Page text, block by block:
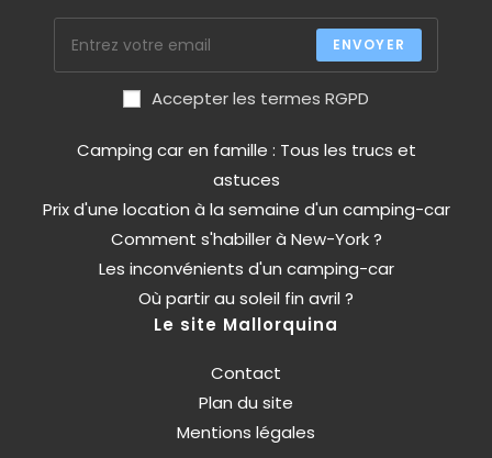
ENVOYER
Accepter les termes RGPD
Camping car en famille : Tous les trucs et
astuces
Prix d'une location à la semaine d'un camping-car
Comment s'habiller à New-York ?
Les inconvénients d'un camping-car
Où partir au soleil fin avril ?
Le site Mallorquina
Contact
Plan du site
Mentions légales